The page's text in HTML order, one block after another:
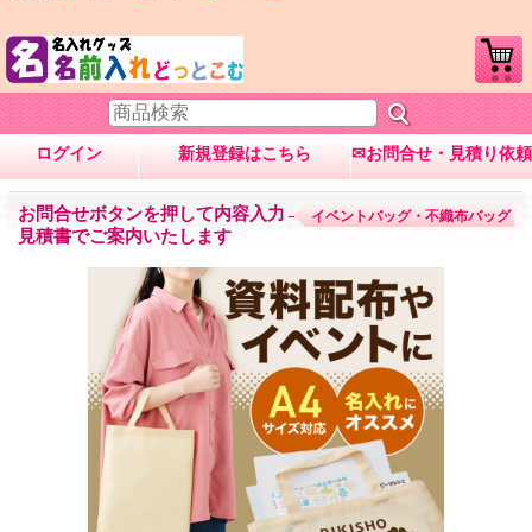
ログイン 新規登録はこちら ✉お問合せ・見積り依頼
お問合せボタンを押して内容入力→数量・内容に応じて
見積書でご案内いたします
イベントバッグ・不織布バッグ